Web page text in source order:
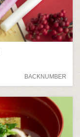
BACKNUMBER